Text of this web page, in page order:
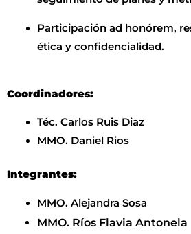
Participación ad honórem,
ética y confidencialidad.
Coordinadores:
Téc. Carlos Ruis Diaz
MMO. Daniel Rios
Integrantes:
MMO. Alejandra Sosa
MMO. Ríos Flavia Antonela